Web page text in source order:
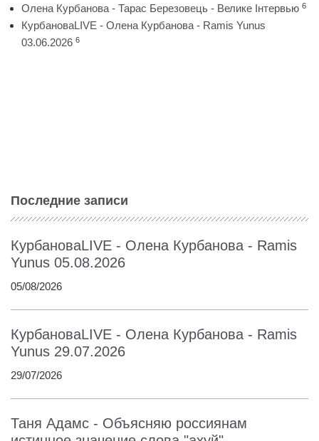
Олена Курбанова - Тарас Березовець - Велике Інтервью 6
КурбановаLIVE - Олена Курбанова - Ramis Yunus
03.06.2026 6
Последние записи
КурбановаLIVE - Олена Курбанова - Ramis
Yunus 05.08.2026
05/08/2026
КурбановаLIVE - Олена Курбанова - Ramis
Yunus 29.07.2026
29/07/2026
Таня Адамс - Объясняю россиянам